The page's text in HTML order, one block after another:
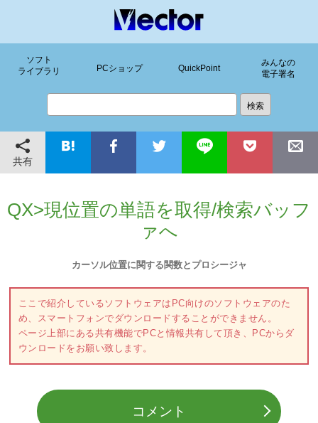
ソフト
ライブラリ
PCショップ QuickPoint
みんなの
電子署名
共有
QX>現位置の単語を取得/検索バッフ
ァへ
カーソル位置に関する関数とプロシージャ
ここで紹介しているソフトウェアはPC向けのソフトウェアのた
め、スマートフォンでダウンロードすることができません。
ページ上部にある共有機能でPCと情報共有して頂き、PCからダ
ウンロードをお願い致します。
コメント